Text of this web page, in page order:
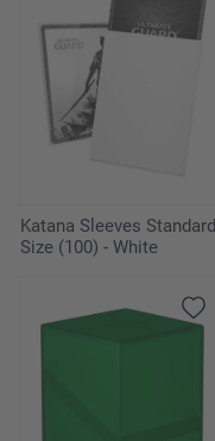
Katana Sleeves Standard
Size (100) - White